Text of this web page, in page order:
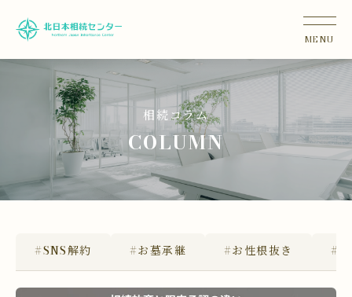
相続コラム
COLUMN
#SNS解約 #お墓承継 #お性根抜き #